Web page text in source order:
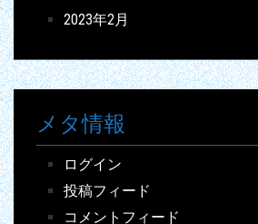
2023年2月
メタ情報
ログイン
投稿フィード
コメントフィード